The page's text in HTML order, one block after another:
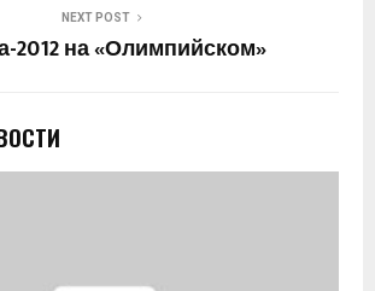
NEXT POST
2012 на «Олимпийском»